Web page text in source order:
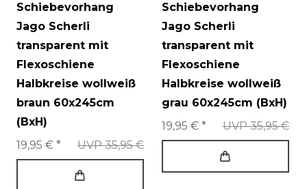
Schiebevorhang
Jago Scherli
transparent mit
Flexoschiene
Halbkreise wollweiß
braun 60x245cm
(BxH)
UVP 35,95 €
19,95 € *
Schiebevorhang
Jago Scherli
transparent mit
Flexoschiene
Halbkreise wollweiß
grau 60x245cm (BxH)
UVP 35,95 €
19,95 € *